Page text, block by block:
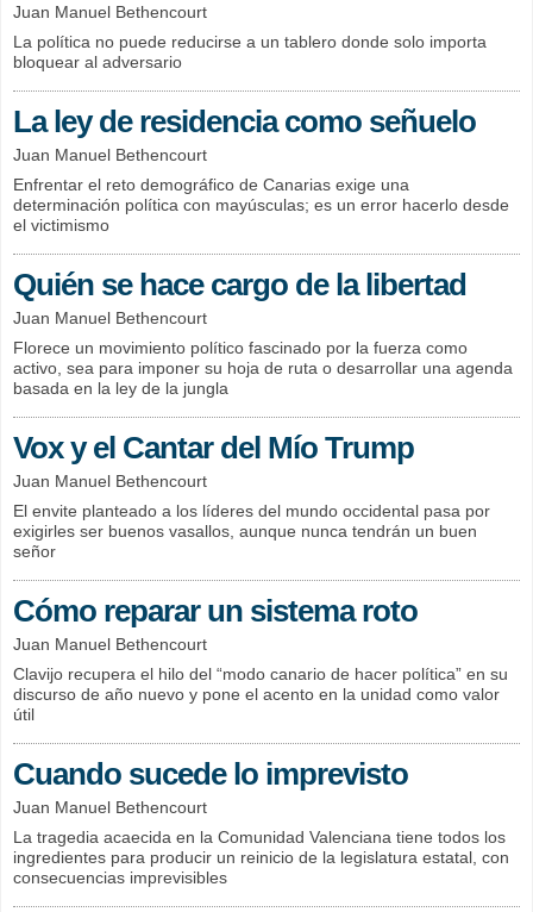
Juan Manuel Bethencourt
La política no puede reducirse a un tablero donde solo importa
bloquear al adversario
La ley de residencia como señuelo
Juan Manuel Bethencourt
Enfrentar el reto demográfico de Canarias exige una
determinación política con mayúsculas; es un error hacerlo desde
el victimismo
Quién se hace cargo de la libertad
Juan Manuel Bethencourt
Florece un movimiento político fascinado por la fuerza como
activo, sea para imponer su hoja de ruta o desarrollar una agenda
basada en la ley de la jungla
Vox y el Cantar del Mío Trump
Juan Manuel Bethencourt
El envite planteado a los líderes del mundo occidental pasa por
exigirles ser buenos vasallos, aunque nunca tendrán un buen
señor
Cómo reparar un sistema roto
Juan Manuel Bethencourt
Clavijo recupera el hilo del “modo canario de hacer política” en su
discurso de año nuevo y pone el acento en la unidad como valor
útil
Cuando sucede lo imprevisto
Juan Manuel Bethencourt
La tragedia acaecida en la Comunidad Valenciana tiene todos los
ingredientes para producir un reinicio de la legislatura estatal, con
consecuencias imprevisibles